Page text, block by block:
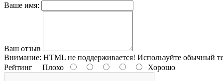
Ваше имя:
Ваш отзыв
Внимание: HTML не поддерживается! Используйте обычный
Рейтинг Плохо Хорошо